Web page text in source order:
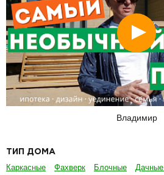
Владимир
ТИП ДОМА
Каркасные Фахверк Блочные
Дачные